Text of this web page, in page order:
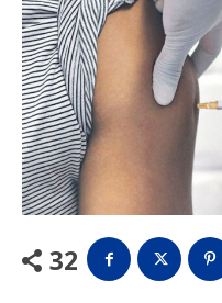
32